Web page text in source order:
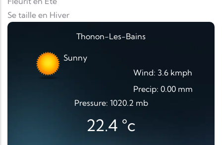
Se taille en Hiver
Thonon-Les-Bains
Sunny
Wind: 3.6 kmph
Precip: 0.00 mm
Pressure: 1020.2 mb
22.4 °c